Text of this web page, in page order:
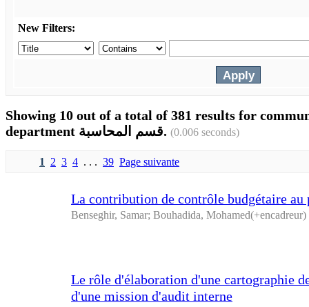
New Filters:
Showing 10 out of a total of 381 results for
department قسم المحاسبة.
(0.006 seconds)
1 2 3 4 . . . 39 Page suivante
La contribution de contrôle budgétaire au
Benseghir, Samar; Bouhadida, Mohamed(+encadreur)
Le rôle d'élaboration d'une cartographie
d'une mission d'audit interne